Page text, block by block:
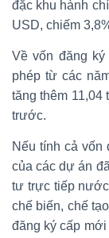
đặc khu hành
USD, chiếm
Về vốn đăng
phép từ các
tăng thêm 11,04
trước.
Nếu tính cả vốn
của các dự án
tư trực tiếp
chế biến, chế
đăng ký cấp mới